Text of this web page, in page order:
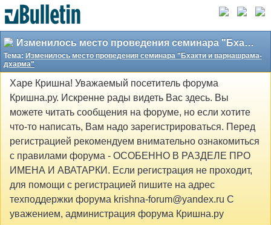
Изменилось место проведения семинара "Бхакти и варнашрама-дхарма"
Тема: Изменилось место проведения семинара "Бхакти и варнашрама-
дхарма"
Харе Кришна! Уважаемый посетитель форума
Кришна.ру. Искренне рады видеть Вас здесь. Вы
можете читать сообщения на форуме, но если хотите
что-то написать, Вам надо зарегистрироваться. Перед
регистрацией рекомендуем внимательно ознакомиться
с правилами форума - ОСОБЕННО В РАЗДЕЛЕ ПРО
ИМЕНА И АВАТАРКИ. Если регистрация не проходит,
для помощи с регистрацией пишите на адрес
техподдержки форума krishna-forum@yandex.ru С
уважением, администрация форума Кришна.ру